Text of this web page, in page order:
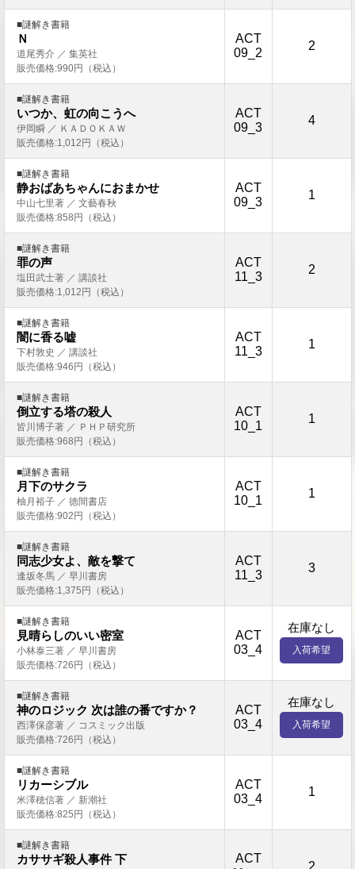
■謎解き書籍
Ｎ
道尾秀介 ／ 集英社
販売価格:990円（税込）
ACT
09_2
2
■謎解き書籍
いつか、虹の向こうへ
伊岡瞬 ／ ＫＡＤＯＫＡＷ
販売価格:1,012円（税込）
ACT
09_3
4
■謎解き書籍
静おばあちゃんにおまかせ
中山七里著 ／ 文藝春秋
販売価格:858円（税込）
ACT
09_3
1
■謎解き書籍
罪の声
塩田武士著 ／ 講談社
販売価格:1,012円（税込）
ACT
11_3
2
■謎解き書籍
闇に香る嘘
下村敦史 ／ 講談社
販売価格:946円（税込）
ACT
11_3
1
■謎解き書籍
倒立する塔の殺人
皆川博子著 ／ ＰＨＰ研究所
販売価格:968円（税込）
ACT
10_1
1
■謎解き書籍
月下のサクラ
柚月裕子 ／ 徳間書店
販売価格:902円（税込）
ACT
10_1
1
■謎解き書籍
同志少女よ、敵を撃て
逢坂冬馬 ／ 早川書房
販売価格:1,375円（税込）
ACT
11_3
3
■謎解き書籍
見晴らしのいい密室
小林泰三著 ／ 早川書房
販売価格:726円（税込）
ACT
03_4
在庫なし
入荷希望
■謎解き書籍
神のロジック 次は誰の番ですか？
西澤保彦著 ／ コスミック出版
販売価格:726円（税込）
ACT
03_4
在庫なし
入荷希望
■謎解き書籍
リカーシブル
米澤穂信著 ／ 新潮社
販売価格:825円（税込）
ACT
03_4
1
■謎解き書籍
カササギ殺人事件 下
ACT
2